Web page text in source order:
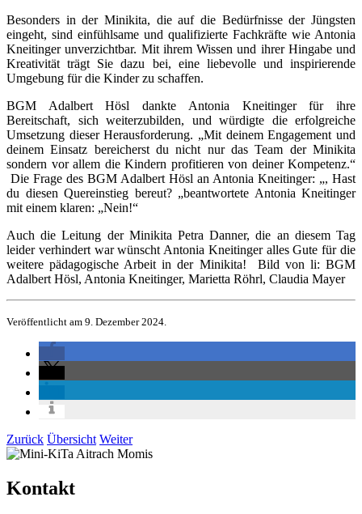
Besonders in der Minikita, die auf die Bedürfnisse der Jüngsten
eingeht, sind einfühlsame und qualifizierte Fachkräfte wie Antonia
Kneitinger unverzichtbar. Mit ihrem Wissen und ihrer Hingabe und
Kreativität trägt Sie dazu bei, eine liebevolle und inspirierende
Umgebung für die Kinder zu schaffen.
BGM Adalbert Hösl dankte Antonia Kneitinger für ihre
Bereitschaft, sich weiterzubilden, und würdigte die erfolgreiche
Umsetzung dieser Herausforderung. „Mit deinem Engagement und
deinem Einsatz bereicherst du nicht nur das Team der Minikita
sondern vor allem die Kindern profitieren von deiner Kompetenz.“
Die Frage des BGM Adalbert Hösl an Antonia Kneitinger: „, Hast
du diesen Quereinstieg bereut? „beantwortete Antonia Kneitinger
mit einem klaren: „Nein!“
Auch die Leitung der Minikita Petra Danner, die an diesem Tag
leider verhindert war wünscht Antonia Kneitinger alles Gute für die
weitere pädagogische Arbeit in der Minikita! Bild von li: BGM
Adalbert Hösl, Antonia Kneitinger, Marietta Röhrl, Claudia Mayer
Veröffentlicht am 9. Dezember 2024.
Zurück Übersicht Weiter
Kontakt